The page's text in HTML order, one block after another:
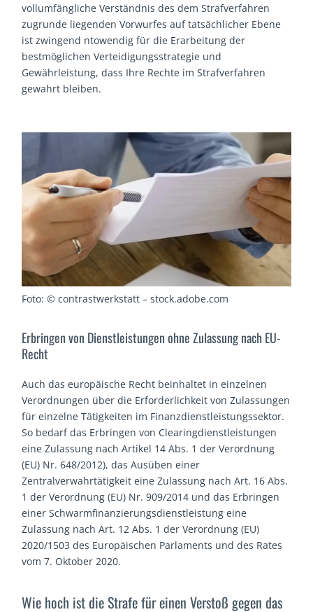
vollumfängliche Verständnis des dem Strafverfahren
zugrunde liegenden Vorwurfes auf tatsächlicher Ebene
ist zwingend ntowendig für die Erarbeitung der
bestmöglichen Verteidigungsstrategie und
Gewährleistung, dass Ihre Rechte im Strafverfahren
gewahrt bleiben.
Foto: © contrastwerkstatt – stock.adobe.com
Erbringen von Dienstleistungen ohne Zulassung nach EU-
Recht
Auch das europäische Recht beinhaltet in einzelnen
Verordnungen über die Erforderlichkeit von Zulassungen
für einzelne Tätigkeiten im Finanzdienstleistungssektor.
So bedarf das Erbringen von Clearingdienstleistungen
eine Zulassung nach Artikel 14 Abs. 1 der Verordnung
(EU) Nr. 648/2012), das Ausüben einer
Zentralverwahrtätigkeit eine Zulassung nach Art. 16 Abs.
1 der Verordnung (EU) Nr. 909/2014 und das Erbringen
einer Schwarmfinanzierungsdienstleistung eine
Zulassung nach Art. 12 Abs. 1 der Verordnung (EU)
2020/1503 des Europäischen Parlaments und des Rates
vom 7. Oktober 2020.
Wie hoch ist die Strafe für einen Verstoß gegen das